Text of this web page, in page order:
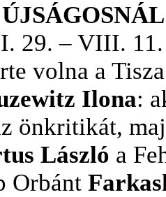
29. – VIII. 11.
volna a
Ilona:
önkritikát,
László a
Orbánt